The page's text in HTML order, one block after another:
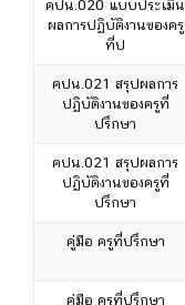
คปน.020 แบบประเมิน
ผลการปฏิบัติงานของครู
ที่ป
คปน.021 สรุปผลการ
ปฏิบัติงานของครูที่
ปรึกษา
คปน.021 สรุปผลการ
ปฏิบัติงานของครูที่
ปรึกษา
คู่มือ ครูที่ปรึกษา
คู่มือ ครูที่ปรึกษา